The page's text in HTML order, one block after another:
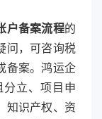
户备案流程的
问，可咨询税
备案。鸿运企
立、项目申
知识产权、资